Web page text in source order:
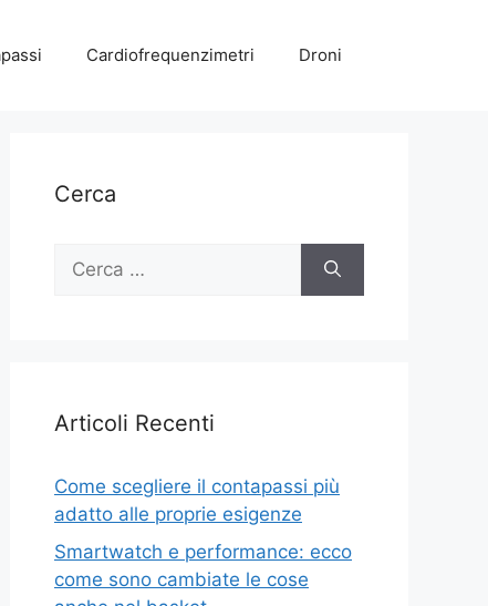
Cardiofrequenzimetri Droni
Cerca
Ricerca
Articoli Recenti
Come scegliere il contapassi più
adatto alle proprie esigenze
Smartwatch e performance: ecco
come sono cambiate le cose